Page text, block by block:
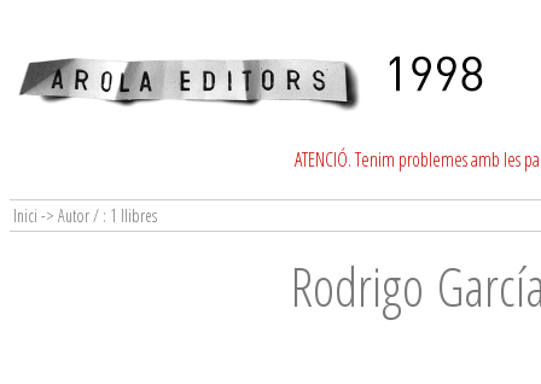
ATENCIÓ. Tenim problemes amb les
Inici -> Autor / : 1 llibres
Rodrigo